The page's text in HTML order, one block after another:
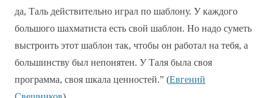
да, Таль действительно играл по шаблону. У каждого
большого шахматиста есть свой шаблон. Но надо суметь
выстроить этот шаблон так, чтобы он работал на тебя, а
большинству был непонятен. У Таля была своя
программа, своя шкала ценностей.” (Евгений